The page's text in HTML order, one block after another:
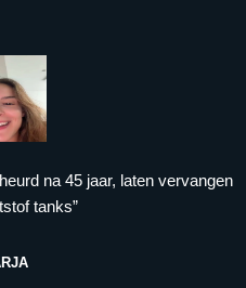
na 45 jaar, laten vervangen
tanks”